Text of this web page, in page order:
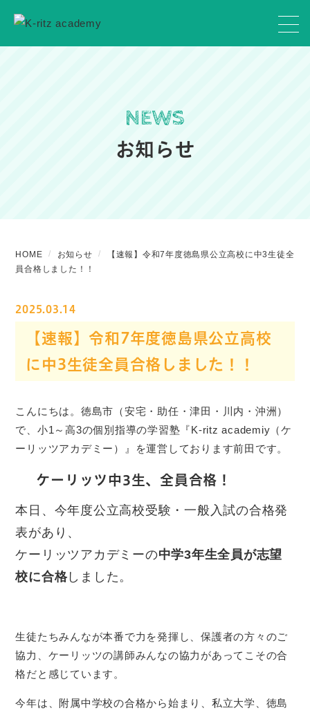
NEWS
お知らせ
HOME お知らせ
【速報】令和7年度徳島県公立高校に中3生徒全
員合格しました！！
2025.03.14
【速報】令和7年度徳島県公立高校
に中3生徒全員合格しました！！
こんにちは。徳島市（安宅・助任・津田・川内・沖洲）
で、小1～高3の個別指導の学習塾『K-ritz academiy（ケ
ーリッツアカデミー）』を運営しております前田です。
ケーリッツ中3生、全員合格！
本日、今年度公立高校受験・一般入試の合格発
表があり、
ケーリッツアカデミーの中学3年生全員が志望
校に合格しました。
生徒たちみんなが本番で力を発揮し、保護者の方々のご
協力、ケーリッツの講師みんなの協力があってこその合
格だと感じています。
今年は、附属中学校の合格から始まり、私立大学、徳島